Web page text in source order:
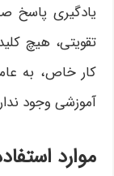
یادگیری پاسخ
تقویتی، هیچ
کار خاص، به
آموزشی وجود
موارد